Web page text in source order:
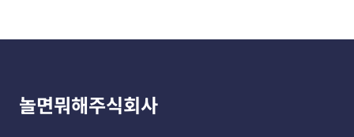
놀면뭐해주식회사